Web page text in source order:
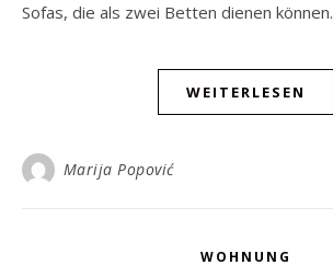
Sofas, die als zwei Betten dienen können.
WEITERLESEN
Marija Popović
WOHNUNG